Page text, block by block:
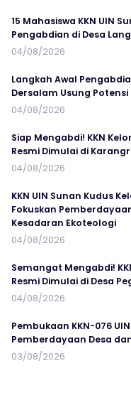
15 Mahasiswa KKN UIN
Pengabdian di Desa
04/08/2026
Langkah Awal
Dersalam Usung
04/08/2026
Siap Mengabdi! KKN
Resmi Dimulai di
04/08/2026
KKN UIN Sunan Kudus
Fokuskan
Kesadaran Ekoteologi
04/08/2026
Semangat Mengabdi!
Resmi Dimulai di Desa
04/08/2026
Pembukaan KKN-076
Pemberdayaan Desa
03/08/2026